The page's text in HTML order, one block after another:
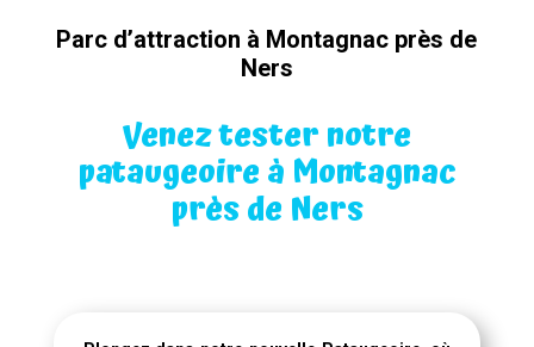
Parc d’attraction à Montagnac près de
Ners
Venez tester notre
pataugeoire à Montagnac
près de Ners